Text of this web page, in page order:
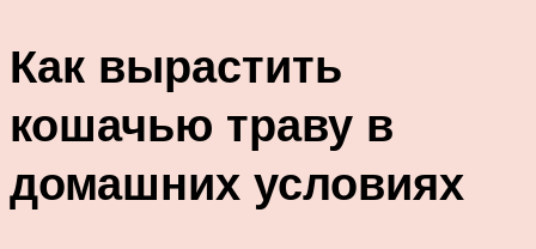
Как вырастить
кошачью траву в
домашних условиях